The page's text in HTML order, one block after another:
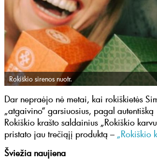
Rokiškio sirenos nuotr.
Dar nepraėjo nė metai, kai rokiškietės
„atgaivino“ garsiuosius, pagal
Rokiškio krašto saldainius „Rokiškio
pristato jau trečiąjį produktą – „Rokiškio
Šviežia naujiena